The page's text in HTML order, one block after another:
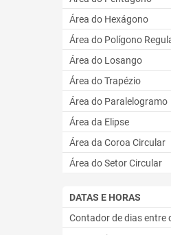
Área do Hexágono
Área do Polígono
Área do Losango
Área do Trapézio
Área do Paralelogramo
Área da Elipse
Área da Coroa Circular
Área do Setor Circular
DATAS E HORAS
Contador de dias entre